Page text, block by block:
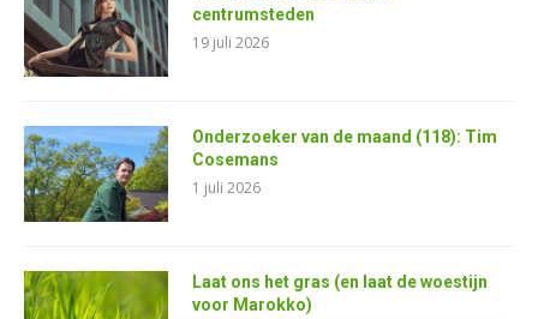
centrumsteden
19 juli 2026
Onderzoeker van de maand (118): Tim
Cosemans
1 juli 2026
Laat ons het gras (en laat de woestijn
voor Marokko)